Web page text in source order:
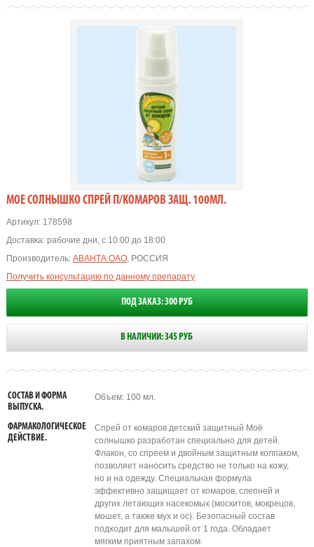
МОЕ СОЛНЫШКО СПРЕЙ П/КОМАРОВ ЗАЩ. 100МЛ.
Артикул:178598
Доставка: рабочие дни, с 10:00 до 18:00
Производитель: АВАНТА ОАО, РОССИЯ
Получить консультацию по данному препарату
ПОД ЗАКАЗ: 300 РУБ
В НАЛИЧИИ: 345 РУБ
СОСТАВ И ФОРМА
ВЫПУСКА.
Объем: 100 мл.
ФАРМАКОЛОГИЧЕСКОЕ
ДЕЙСТВИЕ.
Спрей от комаров детский защитный Моё
солнышко разработан специально для детей.
Флакон, со спреем и двойным защитным колпаком,
позволяет наносить средство не только на кожу,
но и на одежду. Специальная формула
эффективно защищает от комаров, слепней и
других летающих насекомых (москитов, мокрецов,
мошет, а также мух и ос). Безопасный состав
подходит для малышей от 1 года. Обладает
мягким приятным запахом.